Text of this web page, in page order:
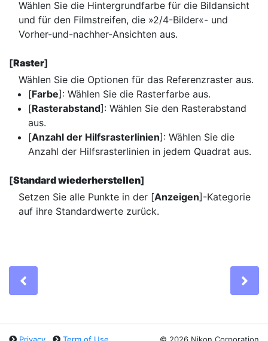
Wählen Sie die Hintergrundfarbe für die Bildansicht
und für den Filmstreifen, die »2/4-Bilder«- und
Vorher-und-nachher-Ansichten aus.
[Raster]
Wählen Sie die Optionen für das Referenzraster aus.
[Farbe]: Wählen Sie die Rasterfarbe aus.
[Rasterabstand]: Wählen Sie den Rasterabstand
aus.
[Anzahl der Hilfsrasterlinien]: Wählen Sie die
Anzahl der Hilfsrasterlinien in jedem Quadrat aus.
[Standard wiederherstellen]
Setzen Sie alle Punkte in der [Anzeigen]-Kategorie
auf ihre Standardwerte zurück.